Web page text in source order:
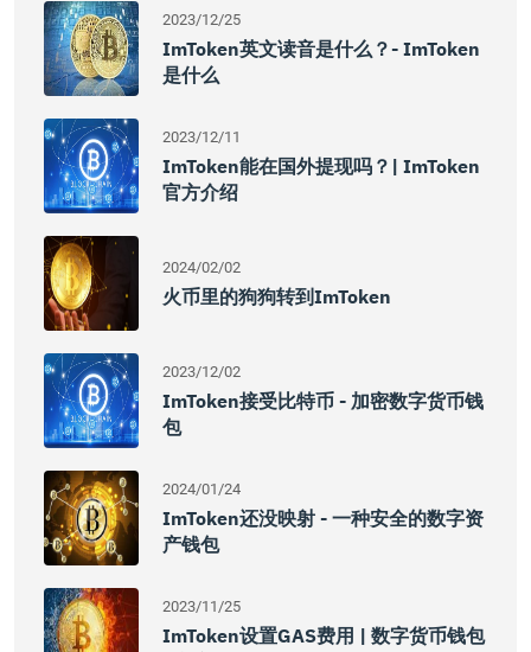
2023/12/25
ImToken英文读音是什么？- ImToken
是什么
2023/12/11
ImToken能在国外提现吗？| ImToken
官方介绍
2024/02/02
火币里的狗狗转到imToken
2023/12/02
ImToken接受比特币 - 加密数字货币钱
包
2024/01/24
ImToken还没映射 - 一种安全的数字资
产钱包
2023/11/25
ImToken设置GAS费用 | 数字货币钱包